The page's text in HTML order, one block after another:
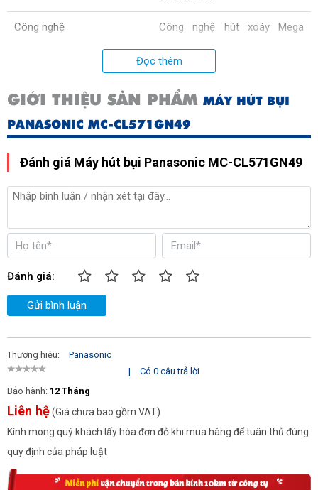
Công nghệ
Công nghệ hút xoáy Mega
Nhật Bản
Xuất xứ Malaysia
Kích thước
Ngang 40 cm - Cao 25 cm -
Đọc thêm
GIỚI THIỆU SẢN PHẨM MÁY HÚT BỤI
PANASONIC MC-CL571GN49
Đánh giá Máy hút bụi Panasonic MC-CL571GN49
Đánh giá:
Gửi bình luận
Thương hiệu:
Panasonic
|
Có 0 câu trả lời
Bảo hành: 12 Tháng
Liên hệ(Giá chưa bao gồm VAT)
Kính mong quý khách lấy hóa đơn đỏ khi mua hàng để tuân thủ đúng
quy định của pháp luật